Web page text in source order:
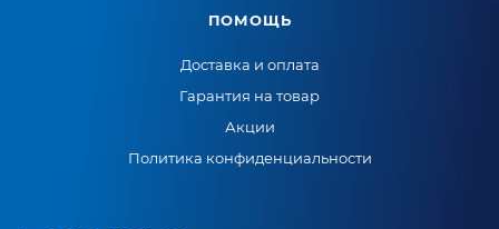
ПОМОЩЬ
Доставка и оплата
Гарантия на товар
Акции
Политика конфиденциальности